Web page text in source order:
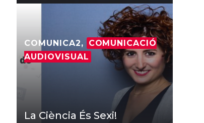
COMUNICA2,
COMUNICACIÓ
AUDIOVISUAL
La Ciència És Sexi!